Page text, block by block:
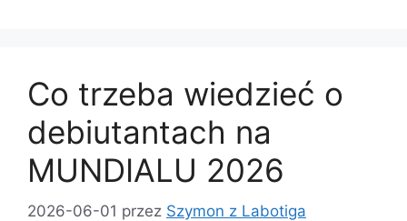
Co trzeba wiedzieć o
debiutantach na
MUNDIALU 2026
2026-06-01 przez Szymon z Labotiga